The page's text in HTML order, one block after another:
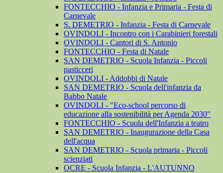
FONTECCHIO - Infanzia e Primaria - Festa di
Carnevale
S. DEMETRIO - Infanzia - Festa di Carnevale
OVINDOLI - Incontro con i Carabinieri forestali
OVINDOLI - Cantori di S. Antonio
FONTECCHIO - Festa di Natale
SAN DEMETRIO - Scuola Infanzia - Piccoli
pasticceri
OVINDOLI - Addobbi di Natale
SAN DEMETRIO - Scuola dell'infanzia da
Babbo Natale
OVINDOLI - "Eco-school percorso di
educazione alla sostenibilità per Agenda 2030"
FONTECCHIO - Scuola dell'Infanzia a teatro
SAN DEMETRIO - Inaugurazione della Casa
dell'acqua
SAN DEMETRIO - Scuola primaria - Piccoli
scienziati
OCRE - Scuola Infanzia - L'AUTUNNO